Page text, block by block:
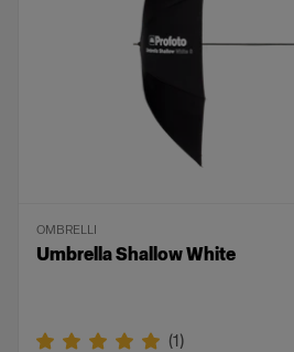
OMBRELLI
Umbrella Shallow White
(1)